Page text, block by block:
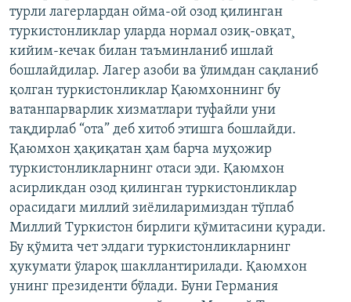
турли лагерлардан ойма-ой озод қилинган
туркистонликлар уларда нормал озиқ-овқат¸
кийим-кечак билан таъминланиб ишлай
бошлайдилар. Лагер азоби ва ўлимдан сақланиб
қолган туркистонликлар Қаюмхоннинг бу
ватанпарварлик хизматлари туфайли уни
тақдирлаб “ота” деб хитоб этишга бошлайди.
Қаюмхон ҳақиқатан ҳам барча муҳожир
туркистонликларнинг отаси эди. Қаюмхон
асирликдан озод қилинган туркистонликлар
орасидаги миллий зиëлиларимиздан тўплаб
Миллий Туркистон бирлиги қўмитасини қуради.
Бу қўмита чет элдаги туркистонликларнинг
ҳукумати ўлароқ шакллантирилади. Қаюмхон
унинг президенти бўлади. Буни Германия